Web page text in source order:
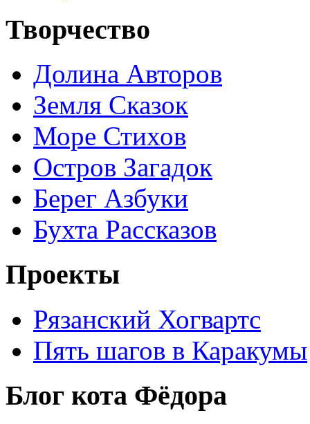
Творчество
Долина Авторов
Земля Сказок
Море Стихов
Остров Загадок
Берег Азбуки
Бухта Рассказов
Проекты
Рязанский Хогвартс
Пять шагов в Каракумы
Блог кота Фёдора